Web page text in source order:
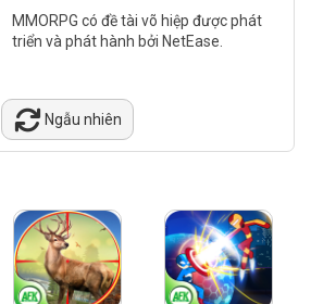
MMORPG có đề tài võ hiệp được phát
triển và phát hành bởi NetEase.
Ngẫu nhiên